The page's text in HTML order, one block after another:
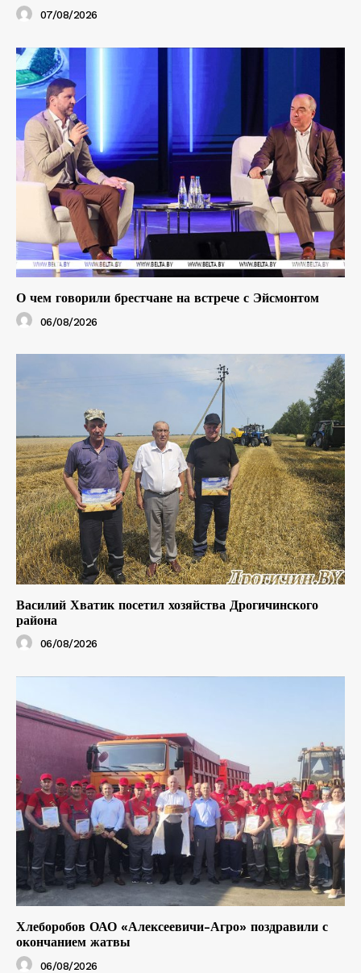
07/08/2026
О чем говорили брестчане на встрече с Эйсмонтом
06/08/2026
Василий Хватик посетил хозяйства Дрогичинского
района
06/08/2026
Хлеборобов ОАО «Алексеевичи-Агро» поздравили с
окончанием жатвы
06/08/2026